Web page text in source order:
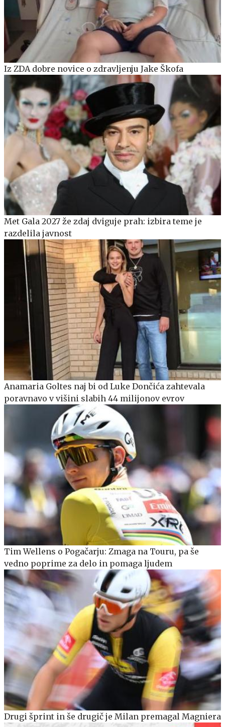
Iz ZDA dobre novice o zdravljenju Jake Škofa
Met Gala 2027 že zdaj dviguje prah: izbira teme je
razdelila javnost
Anamaria Goltes naj bi od Luke Dončića zahtevala
poravnavo v višini slabih 44 milijonov evrov
Tim Wellens o Pogačarju: Zmaga na Touru, pa še
vedno poprime za delo in pomaga ljudem
Drugi šprint in še drugič je Milan premagal Magniera